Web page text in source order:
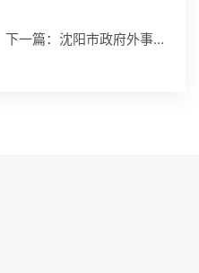
下一篇： 沈阳市政府外事办深入